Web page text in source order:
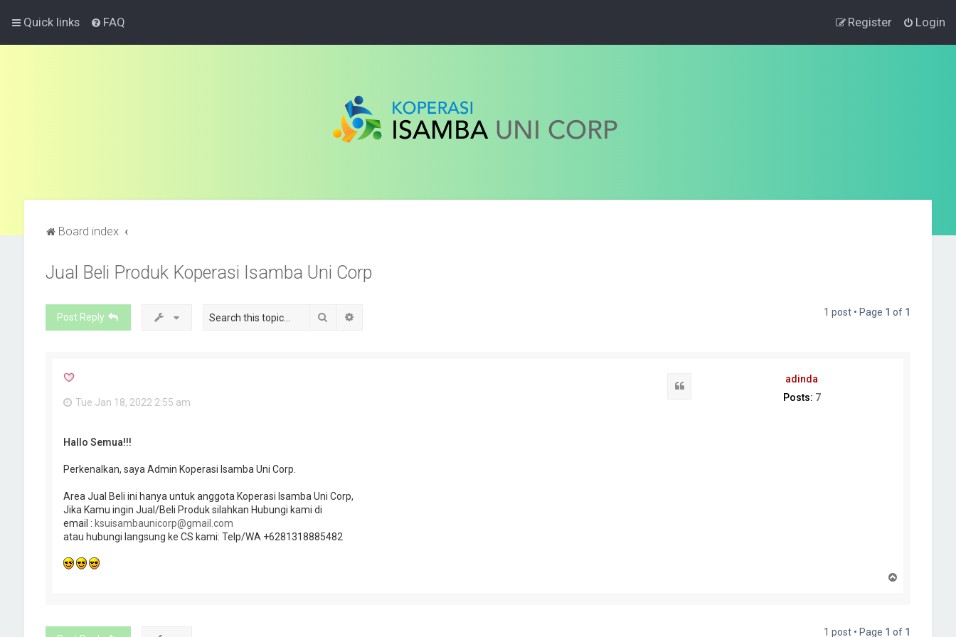
Quick links FAQ Login
Register
Board index
Jual Beli Produk Koperasi Isamba Uni Corp
Post Reply Search 1 post • Page 1 of 1
adinda
Posts: 7
Tue Jan 18, 2022 2:55 am
Hallo Semua!!!
Perkenalkan, saya Admin Koperasi Isamba Uni Corp.
Area Jual Beli ini hanya untuk anggota Koperasi Isamba Uni Corp,
Jika Kamu ingin Jual/Beli Produk silahkan Hubungi kami di
email : ksuisambaunicorp@gmail.com
atau hubungi langsung ke CS kami: Telp/WA +6281318885482
1 post • Page 1 of 1